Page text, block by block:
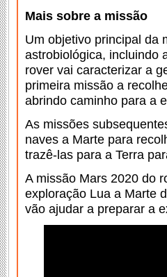
Mais sobre a missão
Um objetivo principal da
astrobiológica, incluindo
rover vai caracterizar a
primeira missão a
abrindo caminho para a
As missões
naves a Marte para
trazê-las para a Terra
A missão Mars 2020 do
exploração Lua a Marte
vão ajudar a preparar a